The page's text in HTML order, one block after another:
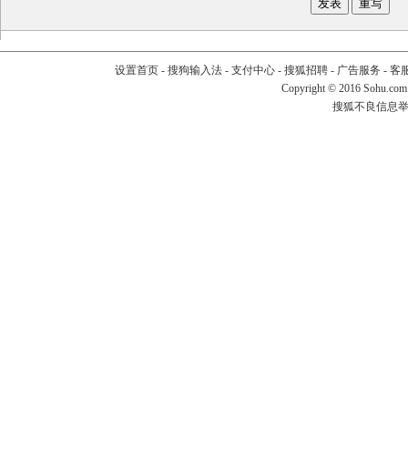
设置首页- 搜狗输入法- 支付中心- 搜狐招聘- 广告服务 - 客
Copyright © 2016
搜狐不良信息